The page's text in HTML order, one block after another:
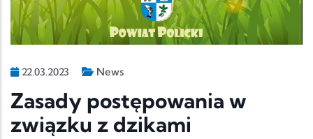
22.03.2023 News
Zasady postępowania w
związku z dzikami